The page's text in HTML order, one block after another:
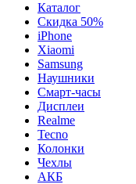
Каталог
Скидка 50%
iPhone
Xiaomi
Samsung
Наушники
Смарт-часы
Дисплеи
Realme
Tecno
Колонки
Чехлы
АКБ